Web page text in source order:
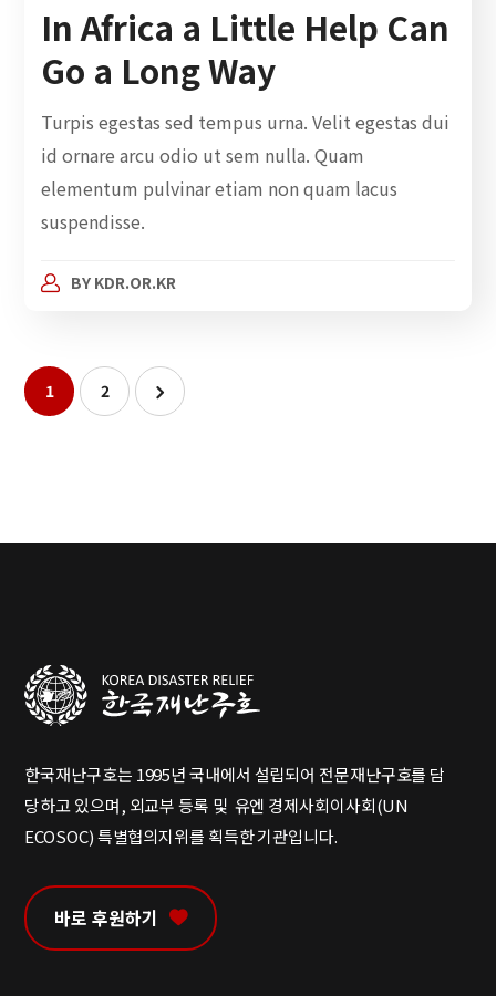
In Africa a Little Help Can
Go a Long Way
Turpis egestas sed tempus urna. Velit egestas dui
id ornare arcu odio ut sem nulla. Quam
elementum pulvinar etiam non quam lacus
suspendisse.
BY KDR.OR.KR
1 2
한국재난구호는 1995년 국내에서 설립되어 전문재난구호를 담
당하고 있으며, 외교부 등록 및 유엔 경제사회이사회(UN
ECOSOC) 특별협의지위를 획득한 기관입니다.
바로 후원하기